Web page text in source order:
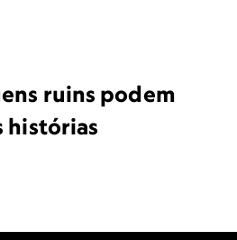
ruins podem
histórias